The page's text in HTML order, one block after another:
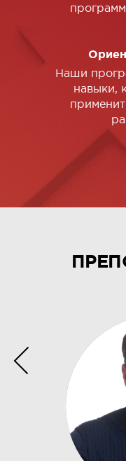
Наши
навыки,